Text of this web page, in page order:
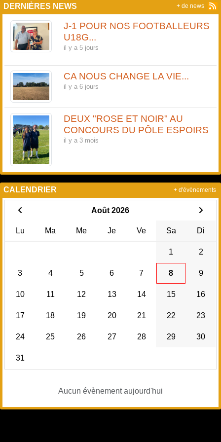
DERNIÈRES NEWS
J-1 POUR NOS FOOTBALLEURS
U18G...
il y a 5 jours
CA NOUS CHANGE LA VIE...
il y a 6 jours
DEUX "ROSE ET NOIR" AU
CONCOURS DU PÔLE ESPOIRS
il y a 3 mois
+ de news
CALENDRIER
Août 2026
Lu Ma Me Je Ve Sa Di
1 2
3 4 5 6 7 8 9
10 11 12 13 14 15 16
17 18 19 20 21 22 23
24 25 26 27 28 29 30
31
Aucun évènement aujourd'hui
+ d'évènements